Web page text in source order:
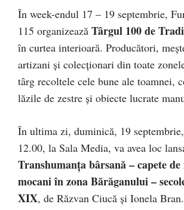
În week-endul 17 – 19 septembrie,
115 organizează Târgul 100 de
în curtea interioară. Producători,
artizani și colecționari din toate
târg recoltele cele bune ale toamnei,
lăzile de zestre și obiecte lucrate
În ultima zi, duminică, 19
12.00, la Sala Media, va avea loc
Transhumanța bârsană – capete
mocani în zona Bărăganului –
XIX, de Răzvan Ciucă și Ionela Bran.